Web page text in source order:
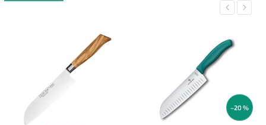
Previous
–20 %
Next